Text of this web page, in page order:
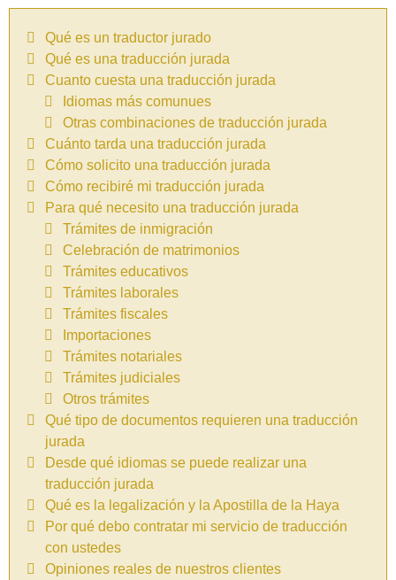
Qué es un traductor jurado
Qué es una traducción jurada
Cuanto cuesta una traducción jurada
Idiomas más comunues
Otras combinaciones de traducción jurada
Cuánto tarda una traducción jurada
Cómo solicito una traducción jurada
Cómo recibiré mi traducción jurada
Para qué necesito una traducción jurada
Trámites de inmigración
Celebración de matrimonios
Trámites educativos
Trámites laborales
Trámites fiscales
Importaciones
Trámites notariales
Trámites judiciales
Otros trámites
Qué tipo de documentos requieren una traducción
jurada
Desde qué idiomas se puede realizar una
traducción jurada
Qué es la legalización y la Apostilla de la Haya
Por qué debo contratar mi servicio de traducción
con ustedes
Opiniones reales de nuestros clientes